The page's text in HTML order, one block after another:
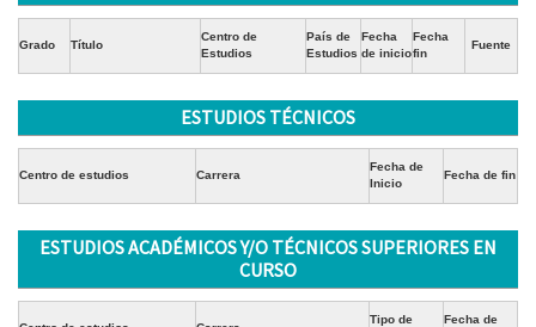
Grado Título
Centro de
Estudios
País de
Estudios
Fecha
de inicio
Fecha
fin
Fuente
ESTUDIOS TÉCNICOS
Centro de estudios Carrera
Fecha de
Inicio
Fecha de fin
ESTUDIOS ACADÉMICOS Y/O TÉCNICOS SUPERIORES EN
CURSO
Tipo de Fecha de